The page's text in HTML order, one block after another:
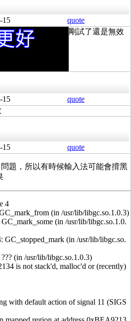
15
quote
剛試了還是無效
15
quote
15 quote
問題，所以有時候輸入法可能會揹黑
4
(in /usr/lib/libgc.so.1.0.3)
(in /usr/lib/libgc.so.1.0.
(in /usr/lib/libgc.so.
(in /usr/lib/libgc.so.1.0.3)
is not stack'd, malloc'd or (recently)
with default action of signal 11 (SIGS